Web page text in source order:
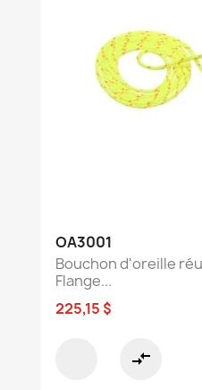
OA3001
Bouchon d'oreille
Flange...
225,15 $
compare_arrows